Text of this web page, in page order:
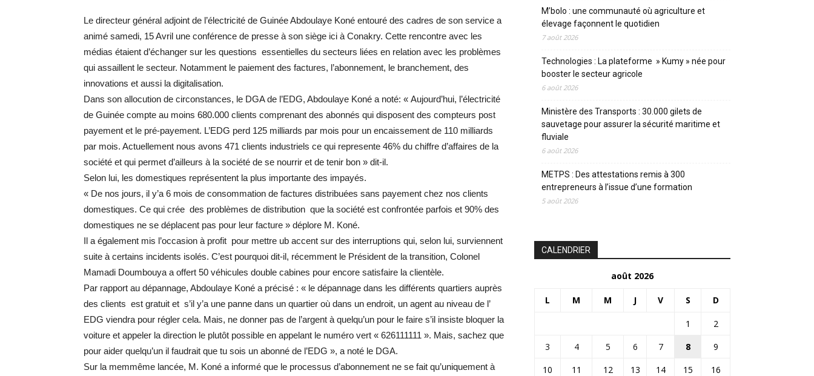
Le directeur général adjoint de l’électricité de Guinée Abdoulaye Koné entouré des cadres de son service a
animé samedi, 15 Avril une conférence de presse à son siège ici à Conakry. Cette rencontre avec les
médias étaient d’échanger sur les questions essentielles du secteurs liées en relation avec les problèmes
qui assaillent le secteur. Notamment le paiement des factures, l’abonnement, le branchement, des
innovations et aussi la digitalisation.
Dans son allocution de circonstances, le DGA de l’EDG, Abdoulaye Koné a noté: « Aujourd’hui, l’électricité
de Guinée compte au moins 680.000 clients comprenant des abonnés qui disposent des compteurs post
payement et le pré-payement. L’EDG perd 125 milliards par mois pour un encaissement de 110 milliards
par mois. Actuellement nous avons 471 clients industriels ce qui represente 46% du chiffre d’affaires de la
société et qui permet d’ailleurs à la société de se nourrir et de tenir bon » dit-il.
Selon lui, les domestiques représentent la plus importante des impayés.
« De nos jours, il y’a 6 mois de consommation de factures distribuées sans payement chez nos clients
domestiques. Ce qui crée des problèmes de distribution que la société est confrontée parfois et 90% des
domestiques ne se déplacent pas pour leur facture » déplore M. Koné.
Il a également mis l’occasion à profit pour mettre ub accent sur des interruptions qui, selon lui, surviennent
suite à certains incidents isolés. C’est pourquoi dit-il, récemment le Président de la transition, Colonel
Mamadi Doumbouya a offert 50 véhicules double cabines pour encore satisfaire la clientèle.
Par rapport au dépannage, Abdoulaye Koné a précisé : « le dépannage dans les différents quartiers auprès
des clients est gratuit et s’il y’a une panne dans un quartier où dans un endroit, un agent au niveau de l’
EDG viendra pour régler cela. Mais, ne donner pas de l’argent à quelqu’un pour le faire s’il insiste bloquer la
voiture et appeler la direction le plutôt possible en appelant le numéro vert « 626111111 ». Mais, sachez que
pour aider quelqu’un il faudrait que tu sois un abonné de l’EDG », a noté le DGA.
Sur la memmême lancée, M. Koné a informé que le processus d’abonnement ne se fait qu’uniquement à
M’bolo : une communauté où agriculture et
élevage façonnent le quotidien
7 août 2026
Technologies : La plateforme » Kumy » née pour
booster le secteur agricole
6 août 2026
Ministère des Transports : 30.000 gilets de
sauvetage pour assurer la sécurité maritime et
fluviale
6 août 2026
METPS : Des attestations remis à 300
entrepreneurs à l’issue d’une formation
5 août 2026
CALENDRIER
août 2026
L M M J V S D
1
2
3
4 5 6 7 8
9
10
11 12 13 14 15
16